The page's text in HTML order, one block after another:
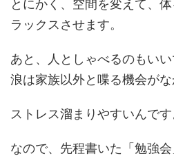
とにかく、空間を変えて、
ラックスさせます。
あと、人としゃべるのもい
浪は家族以外と喋る機会がな
ストレス溜まりやすいんで
なので、先程書いた「勉強